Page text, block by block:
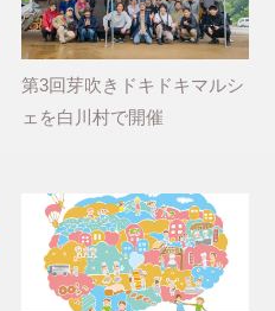
第3回芽吹きドキドキマルシ
ェを白川村で開催